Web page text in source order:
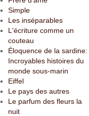
Simple
Les inséparables
L'écriture comme un
couteau
Éloquence de la sardine:
Incroyables histoires du
monde sous-marin
Eiffel
Le pays des autres
Le parfum des fleurs la
nuit